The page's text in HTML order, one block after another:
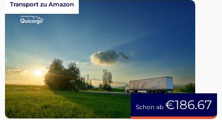
Schon ab €186.67
Transport zu Amazon